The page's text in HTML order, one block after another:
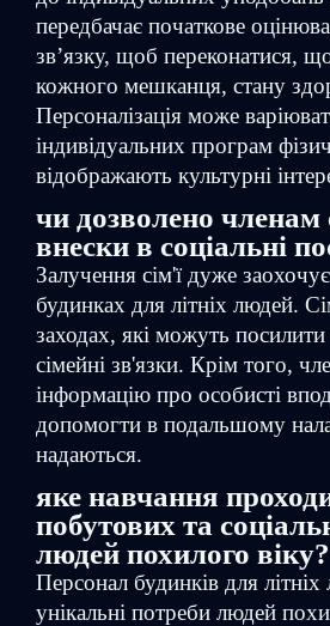
передбачає початкове
зв’язку, щоб переконатися,
кожного мешканця, стану
Персоналізація може
індивідуальних програм
відображають культурні
чи дозволено членам
внески в соціальні
Залучення сім'ї дуже
будинках для літніх людей.
заходах, які можуть
сімейні зв'язки. Крім того,
інформацію про особисті
допомогти в подальшому
надаються.
яке навчання
побутових та
людей похилого віку?
Персонал будинків для
унікальні потреби людей